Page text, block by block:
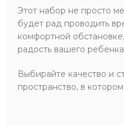
Этот набор не просто
будет рад проводить
комфортной
радость вашего
Выбирайте качество и
пространство, в